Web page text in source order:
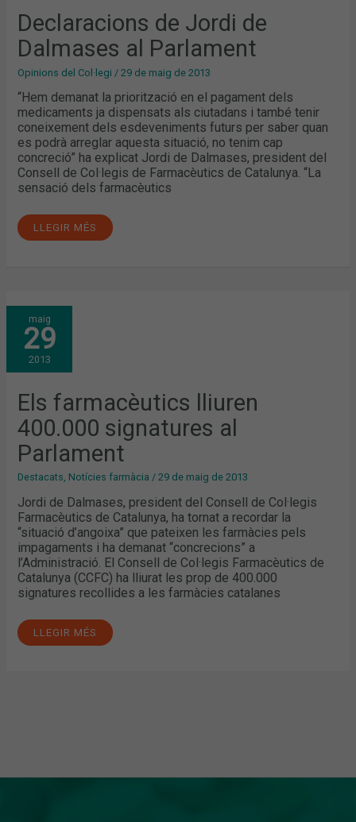
Declaracions de Jordi de
Dalmases al Parlament
Opinions del Col·legi /29 de maig de 2013
“Hem demanat la priorització en el pagament dels
medicaments ja dispensats als ciutadans i també tenir
coneixement dels esdeveniments futurs per saber quan
es podrà arreglar aquesta situació, no tenim cap
concreció” ha explicat Jordi de Dalmases, president del
Consell de Col·legis de Farmacèutics de Catalunya. “La
sensació dels farmacèutics
LLEGIR MÉS
maig
29
2013
Els farmacèutics lliuren
400.000 signatures al
Parlament
Destacats, Notícies farmàcia /29 de maig de 2013
Jordi de Dalmases, president del Consell de Col·legis
Farmacèutics de Catalunya, ha tornat a recordar la
“situació d’angoixa” que pateixen les farmàcies pels
impagaments i ha demanat “concrecions” a
l’Administració. El Consell de Col·legis Farmacèutics de
Catalunya (CCFC) ha lliurat les prop de 400.000
signatures recollides a les farmàcies catalanes
ELS
FARMACÈUTICS
LLIUREN
400.000
SIGNATURES
AL
PARLAMENT
LLEGIR MÉS